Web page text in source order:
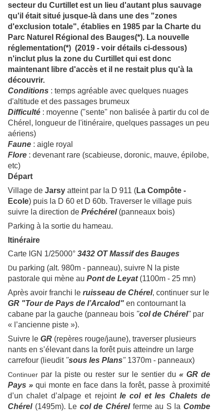
secteur du Curtillet est un lieu d'autant plus sauvage
qu'il était situé jusque-là dans une des "zones
d'exclusion totale", établies en 1985 par la Charte du
Parc Naturel Régional des Bauges(*). La nouvelle
réglementation(*) (2019 - voir détails ci-dessous)
n'inclut plus la zone du Curtillet qui est donc
maintenant libre d'accès et il ne restait plus qu'à la
découvrir.
Conditions : temps agréable avec quelques nuages
d'altitude et des passages brumeux
Difficulté : moyenne ("sente" non balisée à partir du col de
Chérel, longueur de l'itinéraire, quelques passages un peu
aériens)
Faune : aigle royal
Flore : devenant rare (scabieuse, doronic, mauve, épilobe,
etc)
Départ
Village de Jarsy atteint par la D 911 (La Compôte -
Ecole) puis la D 60 et D 60b. Traverser le village puis
suivre la direction de Préchérel(panneaux bois)
Parking à la sortie du hameau.
Itinéraire
Carte IGN 1/25000° 3432 OT Massif des Bauges
Du parking (alt. 980m - panneau), suivre N la piste
pastorale qui mène au Pont de Leyat(1100m - 25 mn)
Après avoir franchi le ruisseau de Chérel, continuer sur le
GR "Tour de Pays de l’Arcalod" en contournant la
cabane par la gauche (panneau bois "col de Chérel"par
« l’ancienne piste »).
Suivre le GR (repères rouge/jaune), traverser plusieurs
nants en s’élevant dans la forêt puis atteindre un large
carrefour (lieudit "sous les Plans"1370m - panneaux)
Continuer par la piste ou rester sur le sentier du « GR de
Pays » qui monte en face dans la forêt, passe à proximité
d’un chalet d’alpage et rejoint le col et les Chalets de
Chérel(1495m). Le col de Chérelferme au S laCombe